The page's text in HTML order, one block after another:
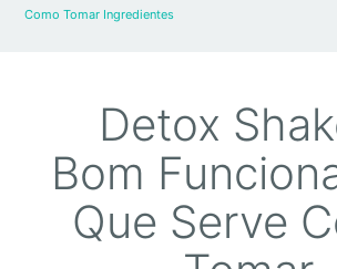
Como Tomar Ingredientes
Detox
Bom
Que Serve